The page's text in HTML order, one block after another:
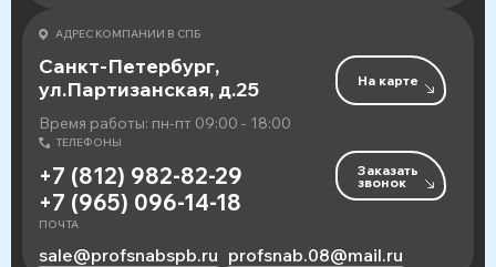
АДРЕС КОМПАНИИ В СПБ
Санкт-Петербург,
ул.Партизанская, д.25
Время работы: пн-пт 09:00 - 18:00
На карте
ТЕЛЕФОНЫ
+7 (812) 982-82-29
+7 (965) 096-14-18
Заказать
звонок
ПОЧТА
sale@profsnabspb.ru profsnab.08@mail.ru